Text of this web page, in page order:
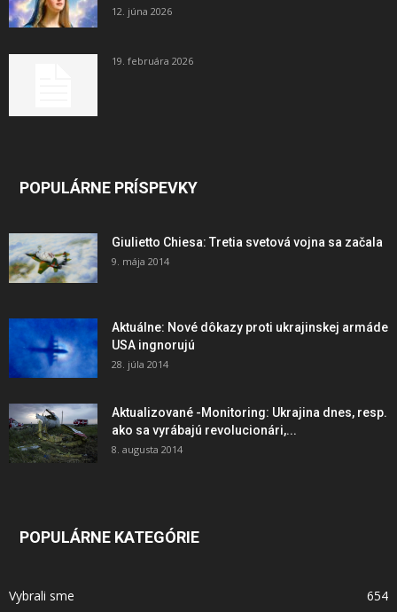
12. júna 2026
19. februára 2026
POPULÁRNE PRÍSPEVKY
Giulietto Chiesa: Tretia svetová vojna sa začala
9. mája 2014
Aktuálne: Nové dôkazy proti ukrajinskej armáde
USA ingnorujú
28. júla 2014
Aktualizované -Monitoring: Ukrajina dnes, resp.
ako sa vyrábajú revolucionári,...
8. augusta 2014
POPULÁRNE KATEGÓRIE
Vybrali sme
654